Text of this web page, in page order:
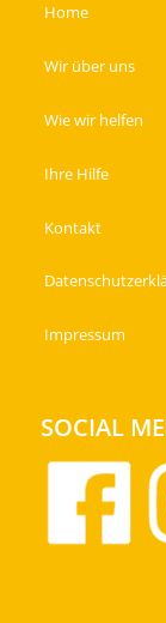
Home
Wir über uns
Wie wir helfen
Ihre Hilfe
Kontakt
Impressum
SOCIAL